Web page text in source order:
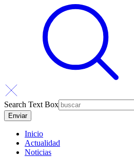
Search Text Box
Inicio
Actualidad
Noticias